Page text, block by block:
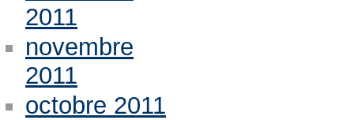
2011
novembre
2011
octobre 2011